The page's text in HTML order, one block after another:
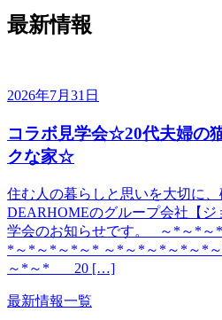
最新情報
2026年7月31日
コラボ見学会☆20代夫婦の
クな家☆
住む人の暮らしと思いを大切に
DEARHOMEのグループ会社【ジ
学会のお知らせです。 ～*～*
*～*～*～*～* ～*～*～*～*～*
～*～* 20 […]
最新情報一覧